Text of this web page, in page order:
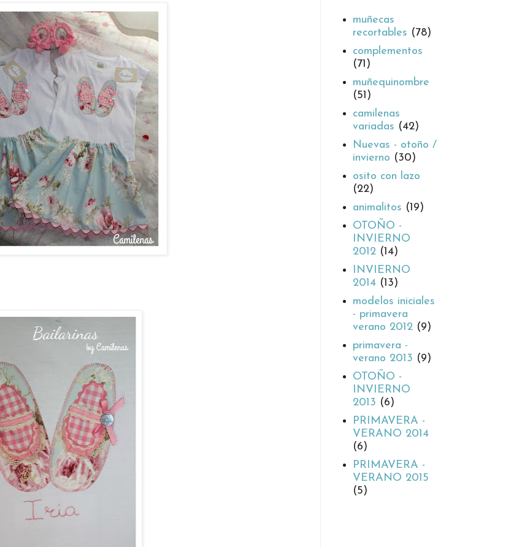
muñecas
recortables (78)
complementos
(71)
muñequinombre
(51)
camilenas
variadas (42)
Nuevas - otoño /
invierno (30)
osito con lazo
(22)
animalitos (19)
OTOÑO -
INVIERNO
2012 (14)
INVIERNO
2014 (13)
modelos iniciales
- primavera
verano 2012 (9)
primavera -
verano 2013 (9)
OTOÑO -
INVIERNO
2013 (6)
PRIMAVERA -
VERANO 2014
(6)
PRIMAVERA -
VERANO 2015
(5)